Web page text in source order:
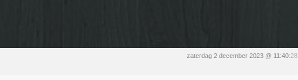
zaterdag 2 december 2023 @ 11:40:28